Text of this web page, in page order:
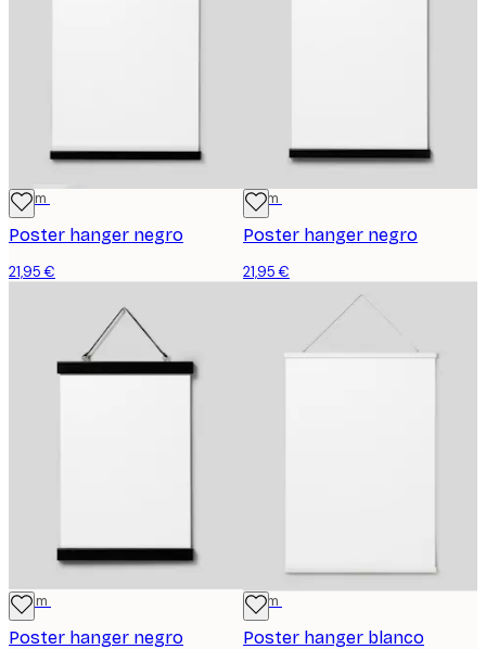
41 cm
Poster hanger negro
21,95 €
31 cm
Poster hanger negro
21,95 €
22 cm
Poster hanger negro
71 cm
Poster hanger blanco